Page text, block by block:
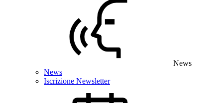
News
News
Iscrizione Newsletter